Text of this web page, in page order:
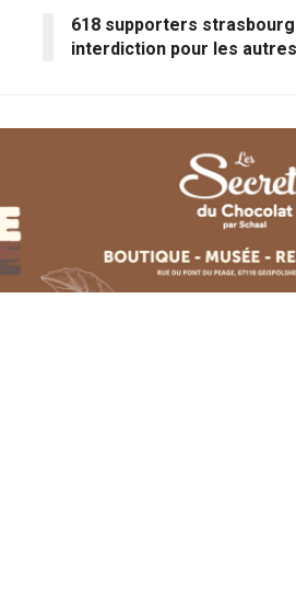
618 supporters
interdiction pour les autres